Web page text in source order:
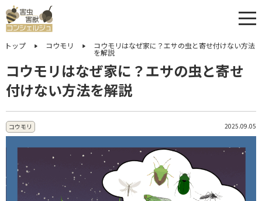
トップ コウモリ コウモリはなぜ家に？エサの虫と寄せ付けない方法
を解説
コウモリはなぜ家に？エサの虫と寄せ
付けない方法を解説
コウモリ 2025.09.05